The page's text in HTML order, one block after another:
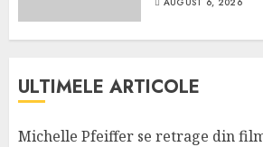
ULTIMELE ARTICOLE
Michelle Pfeiffer se retrage din